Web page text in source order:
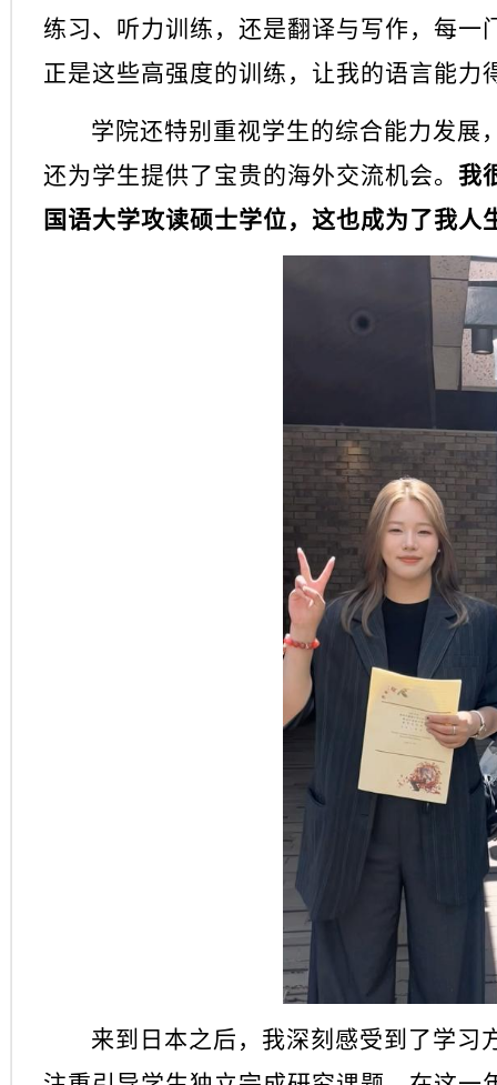
练习、听力训练，还是翻译与写作，每
正是这些高强度的训练，让我的语言能力
学院还特别重视学生的综合能力发展
还为学生提供了宝贵的海外交流机会。 我
国语大学攻读硕士学位， 这也成为了我人
来到日本之后，我深刻感受到了学习